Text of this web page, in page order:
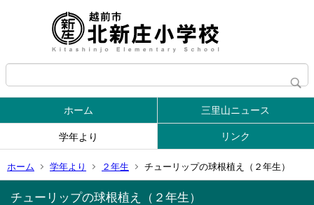
ホーム 三里山ニュース
学年より リンク
ホーム 学年より ２年生 チューリップの球根植え（２年生）
チューリップの球根植え（２年生）